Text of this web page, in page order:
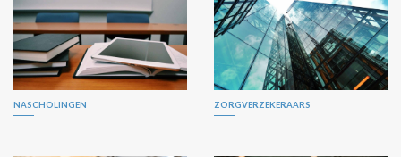
NASCHOLINGEN ZORGVERZEKERAARS